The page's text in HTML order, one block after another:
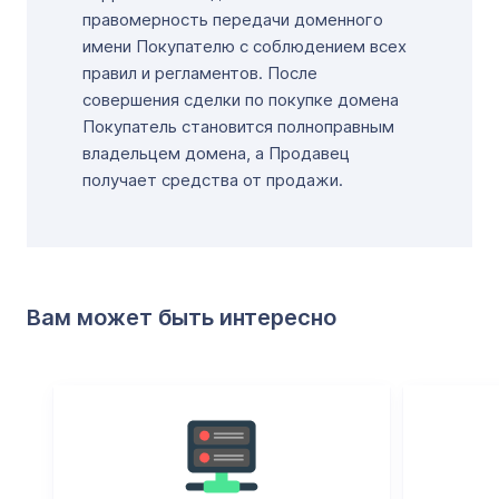
правомерность передачи доменного
имени Покупателю с соблюдением всех
правил и регламентов. После
совершения сделки по покупке домена
Покупатель становится полноправным
владельцем домена, а Продавец
получает средства от продажи.
Вам может быть интересно